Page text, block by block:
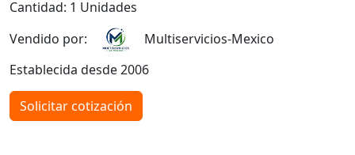
Cantidad: 1 Unidades
Vendido por:
Multiservicios-Mexico
Establecida desde 2006
Solicitar cotización